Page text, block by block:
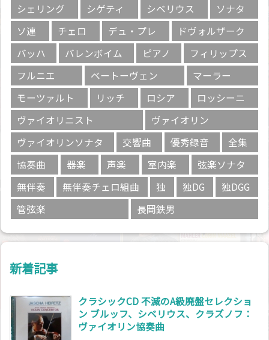
シェリング
シゲティ シベリウス
ソナタ
ソ連
チェロ デュ・プレ
ドヴォルザーク
バッハ
バレンボイム ピアノ
フィリップス
フルニエ
ベートーヴェン
マーラー
モーツァルト
リッチ ロシア
ロッシーニ
ヴァイオリニスト
ヴァイオリン
ヴァイオリンソナタ
交響曲 優秀録音
全集
協奏曲
器楽 声楽 室内楽
弦楽ソナタ
無伴奏
無伴奏チェロ組曲 独 独DG
独DGG
管弦楽
長岡鉄男
新着記事
クラシックCD 不滅のA級廃盤セレクショ
ン ブルッフ、シベリウス、クラズノフ：
ヴァイオリン協奏曲